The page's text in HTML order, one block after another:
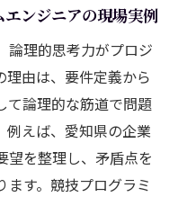
技経験が評価され
愛知県企業で注目
践力を愛知県で発
なら競技経験が強
ンジニアの現場実例
論理的思考力がプロジ
理由は、要件定義から
て論理的な筋道で問題
例えば、愛知県の企業
望を整理し、矛盾点を
ます。競技プログラミ